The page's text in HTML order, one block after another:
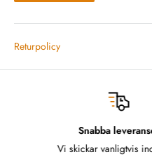
Returpolicy